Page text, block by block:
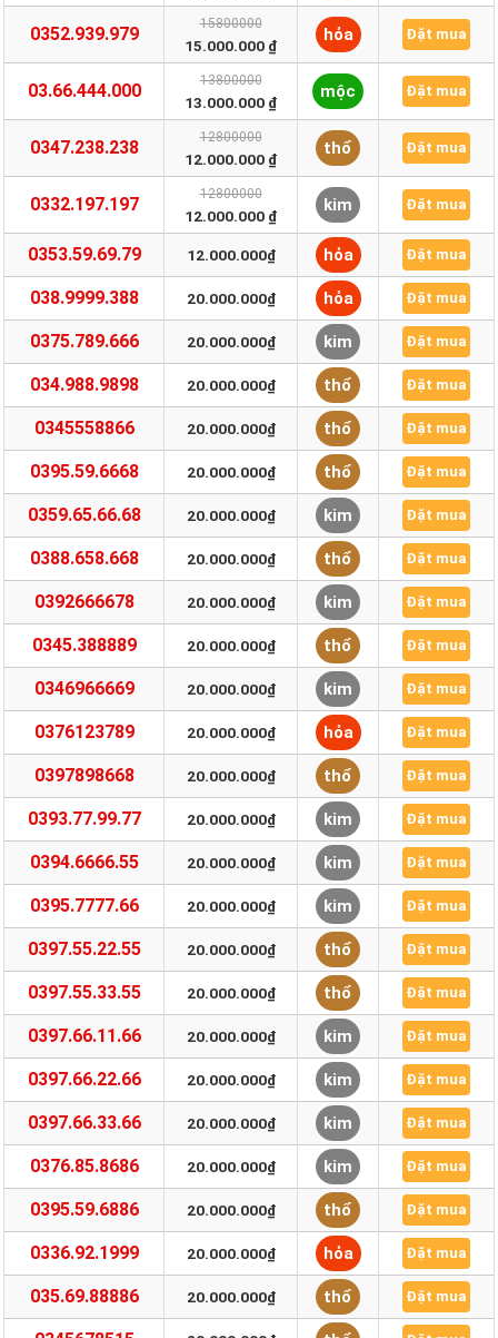
0352.939.979 15800000
15.000.000 ₫
hỏa Đặt mua
03.66.444.000 13800000
13.000.000 ₫
mộc Đặt mua
0347.238.238 12800000
12.000.000 ₫
thổ Đặt mua
0332.197.197 12800000
12.000.000 ₫
kim Đặt mua
0353.59.69.79 12.000.000₫ hỏa Đặt mua
038.9999.388 20.000.000₫ hỏa Đặt mua
0375.789.666 20.000.000₫ kim Đặt mua
034.988.9898 20.000.000₫ thổ Đặt mua
0345558866 20.000.000₫ thổ Đặt mua
0395.59.6668 20.000.000₫ thổ Đặt mua
0359.65.66.68 20.000.000₫ kim Đặt mua
0388.658.668 20.000.000₫ thổ Đặt mua
0392666678 20.000.000₫ kim Đặt mua
0345.388889 20.000.000₫ thổ Đặt mua
0346966669 20.000.000₫ kim Đặt mua
0376123789 20.000.000₫ hỏa Đặt mua
0397898668 20.000.000₫ thổ Đặt mua
0393.77.99.77 20.000.000₫ kim Đặt mua
0394.6666.55 20.000.000₫ kim Đặt mua
0395.7777.66 20.000.000₫ kim Đặt mua
0397.55.22.55 20.000.000₫ thổ Đặt mua
0397.55.33.55 20.000.000₫ thổ Đặt mua
0397.66.11.66 20.000.000₫ kim Đặt mua
0397.66.22.66 20.000.000₫ kim Đặt mua
0397.66.33.66 20.000.000₫ kim Đặt mua
0376.85.8686 20.000.000₫ kim Đặt mua
0395.59.6886 20.000.000₫ thổ Đặt mua
0336.92.1999 20.000.000₫ hỏa Đặt mua
035.69.88886 20.000.000₫ thổ Đặt mua